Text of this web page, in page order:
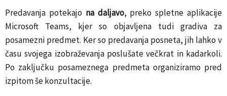
Predavanja potekajo na daljavo, preko spletne aplikacije
Microsoft Teams, kjer so objavljena tudi gradiva za
posamezni predmet. Ker so predavanja posneta, jih lahko v
času svojega izobraževanja poslušate večkrat in kadarkoli.
Po zaključku posameznega predmeta organiziramo pred
izpitom še konzultacije.